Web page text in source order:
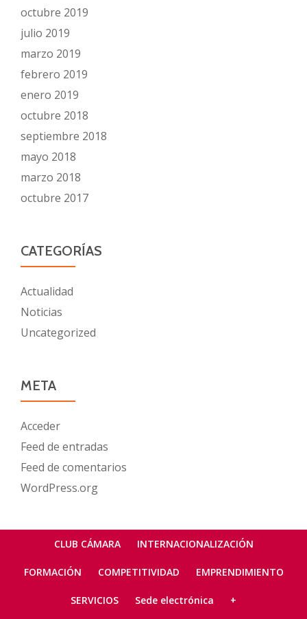
octubre 2019
julio 2019
marzo 2019
febrero 2019
enero 2019
octubre 2018
septiembre 2018
mayo 2018
marzo 2018
octubre 2017
CATEGORÍAS
Actualidad
Noticias
Uncategorized
META
Acceder
Feed de entradas
Feed de comentarios
WordPress.org
Menú
secundario
CLUB CÁMARA INTERNACIONALIZACIÓN
FORMACIÓN COMPETITIVIDAD EMPRENDIMIENTO
SERVICIOS Sede electrónica +